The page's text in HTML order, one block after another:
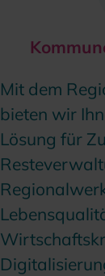
Mit dem
bieten wir
Lösung für